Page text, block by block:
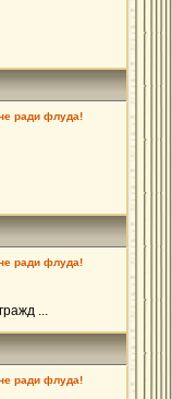
ради флуда!
ради флуда!
...
ради флуда!